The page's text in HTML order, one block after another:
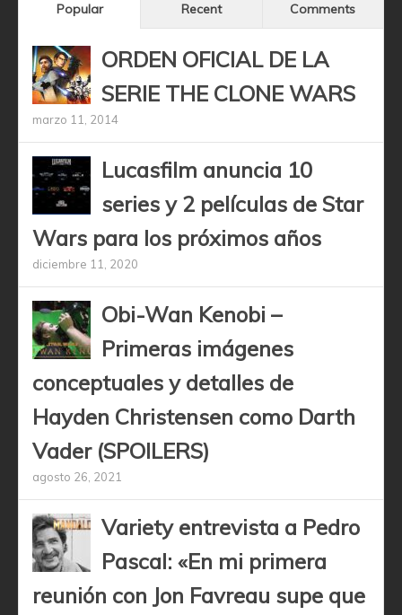
Popular Recent Comments
ORDEN OFICIAL DE LA
SERIE THE CLONE WARS
marzo 11, 2014
Lucasfilm anuncia 10
series y 2 películas de Star
Wars para los próximos años
diciembre 11, 2020
Obi-Wan Kenobi –
Primeras imágenes
conceptuales y detalles de
Hayden Christensen como Darth
Vader (SPOILERS)
agosto 26, 2021
Variety entrevista a Pedro
Pascal: «En mi primera
reunión con Jon Favreau supe que